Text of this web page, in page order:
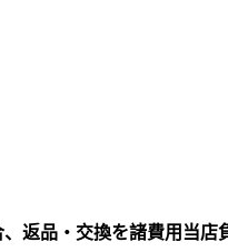
返品・交換を諸費用当店